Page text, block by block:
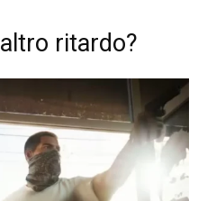
ritardo?